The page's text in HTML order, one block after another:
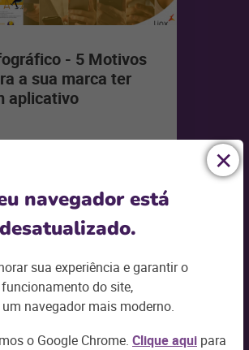
- 5 Motivos
a sua marca ter
aplicativo
navegador está
desatualizado.
sua experiência e garantir o
funcionamento do site,
navegador mais moderno.
o Google Chrome. Clique aqui para